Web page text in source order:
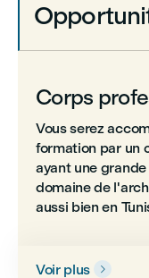
Corps
Vous serez
formation par un
ayant une
domaine de
aussi bien en
Voir plus 